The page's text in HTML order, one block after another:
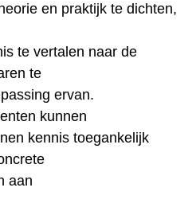
en praktijk te dichten,
te vertalen naar de
te
ervan.
kunnen
kennis toegankelijk
aan